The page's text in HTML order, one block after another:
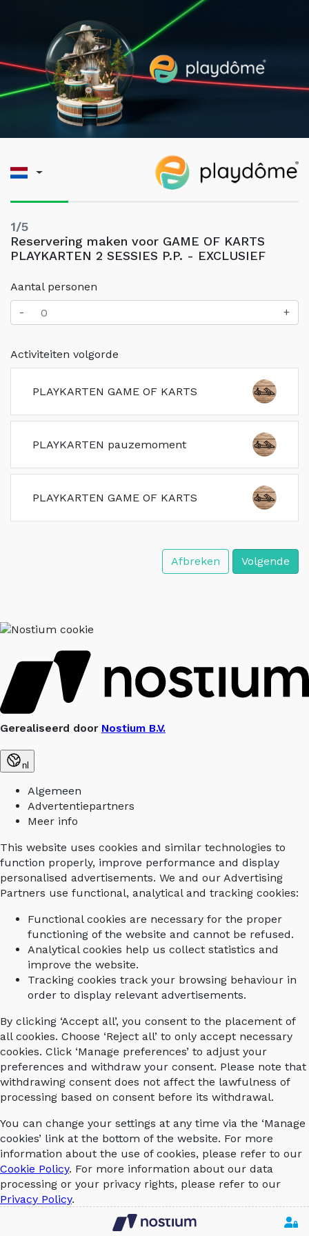
1/5
Reservering maken voor GAME OF KARTS
PLAYKARTEN 2 SESSIES P.P. - EXCLUSIEF
Aantal personen
-
+
Activiteiten volgorde
PLAYKARTEN GAME OF KARTS
PLAYKARTEN pauzemoment
PLAYKARTEN GAME OF KARTS
Afbreken Volgende